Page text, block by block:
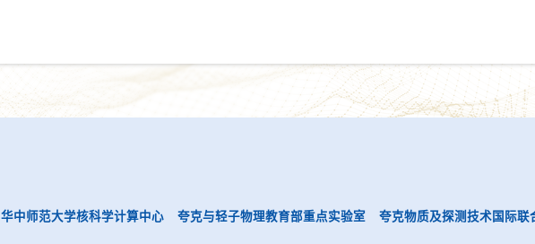
华中师范大学核科学计算中心 夸克与轻子物理教育部重点实验室 夸克物质及探测技术国际联